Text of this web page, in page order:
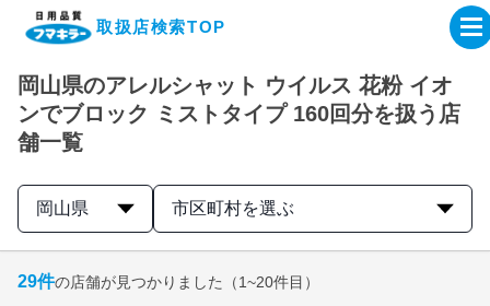
取扱店検索TOP
企業・IR情報サイト
オンラインショップ
製品検索はこちら
岡山県のアレルシャット ウイルス 花粉 イオ
ンでブロック ミストタイプ 160回分を扱う店
舗一覧
岡山県 市区町村を選ぶ
29件の店舗が見つかりました （1~20件目）